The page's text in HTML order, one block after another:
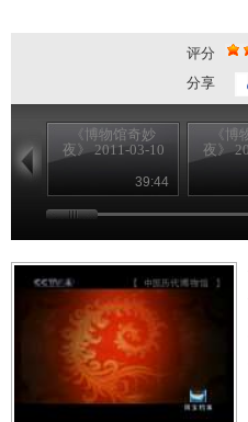
评分
分享
《博物馆奇妙
夜》 2011-03-10
39:44
《博
夜》